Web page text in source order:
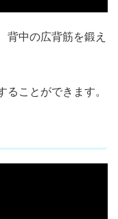
背中の広背筋を鍛え
ことができます。